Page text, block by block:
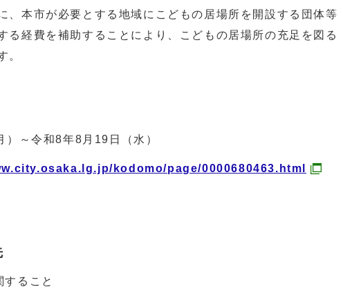
、本市が必要とする地域にこどもの居場所を開設する団体等
る経費を補助することにより、こどもの居場所の充足を図る
。
）～令和8年8月19日（水）
kodomo/page/0000680463.html
ること